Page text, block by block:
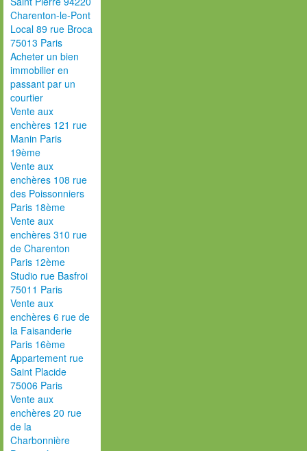
Charenton-le-Pont
Local 89 rue Broca
75013 Paris
Acheter un bien
immobilier en
passant par un
courtier
Vente aux
enchères 121 rue
Manin Paris
19ème
Vente aux
enchères 108 rue
des Poissonniers
Paris 18ème
Vente aux
enchères 310 rue
de Charenton
Paris 12ème
Studio rue Basfroi
75011 Paris
Vente aux
enchères 6 rue de
la Faisanderie
Paris 16ème
Appartement rue
Saint Placide
75006 Paris
Vente aux
enchères 20 rue
de la
Charbonnière